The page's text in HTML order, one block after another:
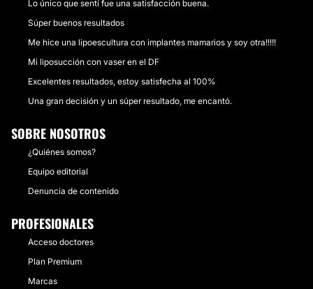
Lo único que sentí fue una satisfacción buena.
Súper buenos resultados
Me hice una lipoescultura con implantes mamarios y soy otra!!!!!
Mi liposucción con vaser en el DF
Excelentes resultados, estoy satisfecha al 100%
Una gran decisión y un súper resultado, me encantó.
SOBRE NOSOTROS
¿Quiénes somos?
Equipo editorial
Denuncia de contenido
PROFESIONALES
Acceso doctores
Plan Premium
Marcas